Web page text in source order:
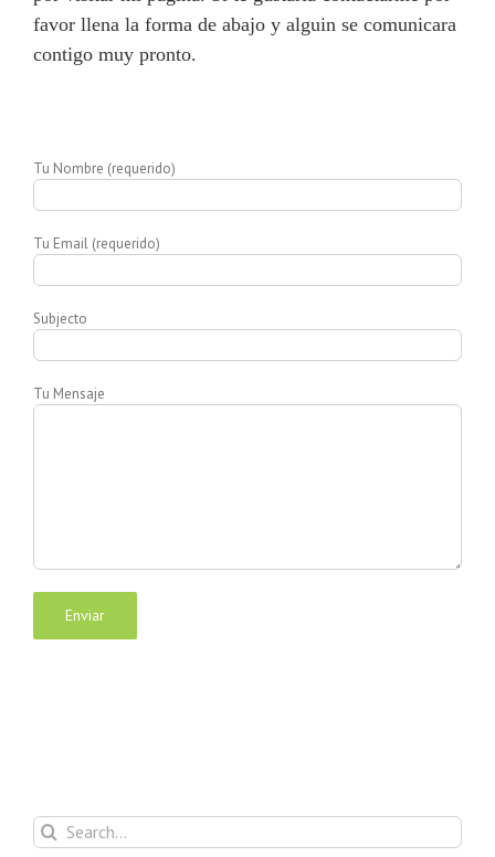
favor llena la forma de abajo y alguin se comunicara
contigo muy pronto.
Tu Nombre (requerido)
Tu Email (requerido)
Subjecto
Tu Mensaje
Search
for: